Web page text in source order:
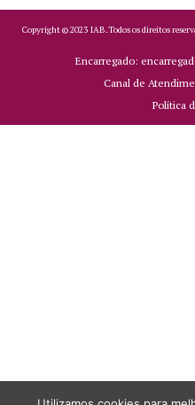
Copyright ©2023 IAB.Todos os direitos
Encarregado:
Canal de
Política